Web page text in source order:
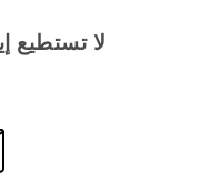
لا تستطيع